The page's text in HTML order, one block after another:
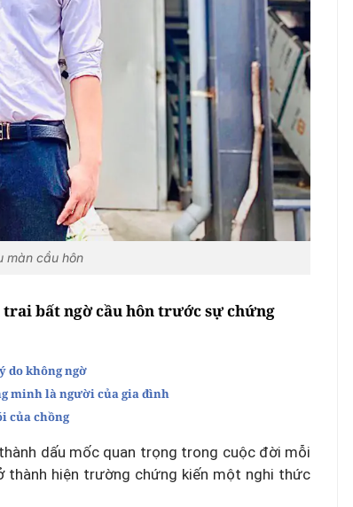
màn cầu hôn
bất ngờ cầu hôn trước sự chứng
do không ngờ
minh là người của gia đình
của chồng
dấu mốc quan trọng trong cuộc đời mỗi
thành hiện trường chứng kiến một nghi thức